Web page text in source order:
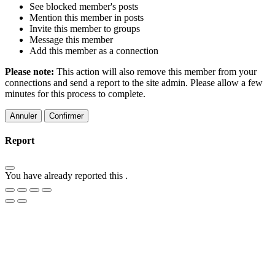
See blocked member's posts
Mention this member in posts
Invite this member to groups
Message this member
Add this member as a connection
Please note: This action will also remove this member from your
connections and send a report to the site admin. Please allow a few
minutes for this process to complete.
Confirmer
Report
You have already reported this .